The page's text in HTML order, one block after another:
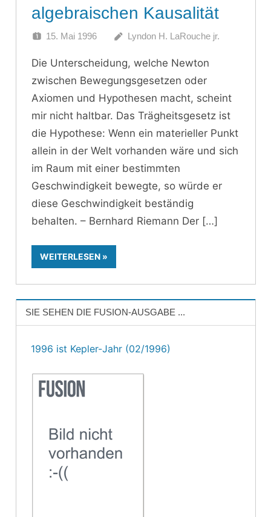
algebraischen Kausalität
15. Mai 1996 Lyndon H. LaRouche jr.
Die Unterscheidung, welche Newton
zwischen Bewegungsgesetzen oder
Axiomen und Hypothesen macht, scheint
mir nicht haltbar. Das Trägheitsgesetz ist
die Hypothese: Wenn ein materieller Punkt
allein in der Welt vorhanden wäre und sich
im Raum mit einer bestimmten
Geschwindigkeit bewegte, so würde er
diese Geschwindigkeit beständig
behalten. – Bernhard Riemann Der
WEITERLESEN
SIE SEHEN DIE FUSION-AUSGABE ...
1996 ist Kepler-Jahr (02/1996)